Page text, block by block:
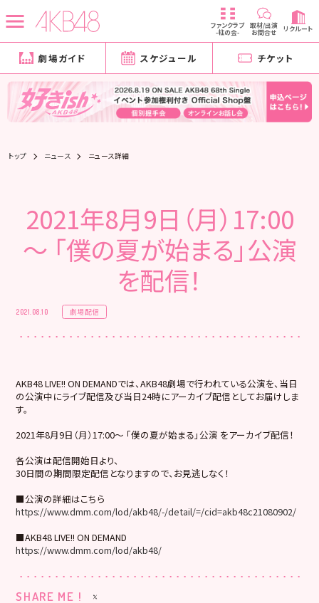
ファンクラブ
-柱の会-
取材/出演
お問合せ リクルート
劇場ガイド スケジュール チケット
トップ ニュース ニュース詳細
2021年8月9日（月）17:00
～ 「僕の夏が始まる」公演
を配信！
2021.08.10 劇場配信
AKB48 LIVE!! ON DEMANDでは、AKB48劇場で行われている公演を、当日
の公演中にライブ配信及び当日24時にアーカイブ配信としてお届けしま
す。
2021年8月9日（月）17:00～ 「僕の夏が始まる」公演 をアーカイブ配信！
各公演は配信開始日より、
30日間の期間限定配信となりますので、お見逃しなく！
■公演の詳細はこちら
https://www.dmm.com/lod/akb48/-/detail/=/cid=akb48c21080902/
■AKB48 LIVE!! ON DEMAND
https://www.dmm.com/lod/akb48/
SHARE ME !